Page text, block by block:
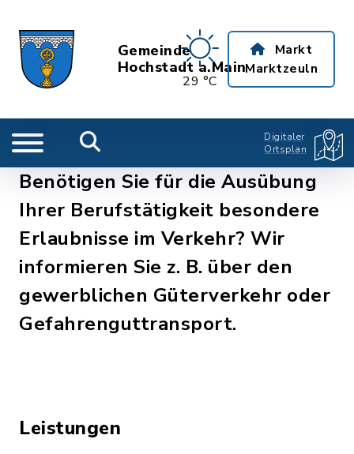
Gemeinde
Hochstadt a.Main
29 °C
Markt
Marktzeuln
Digitaler
Ortsplan
Benötigen Sie für die Ausübung
Ihrer Berufstätigkeit besondere
Erlaubnisse im Verkehr? Wir
informieren Sie z. B. über den
gewerblichen Güterverkehr oder
Gefahrenguttransport.
Leistungen